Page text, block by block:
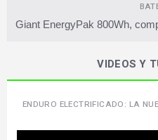
Giant EnergyPak 800Wh,
VIDEOS Y
ENDURO ELECTRIFICADO: LA